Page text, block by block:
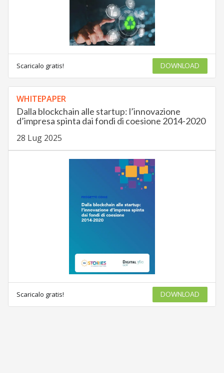
Scaricalo gratis! DOWNLOAD
WHITEPAPER
Dalla blockchain alle startup: l’innovazione
d’impresa spinta dai fondi di coesione 2014-2020
28 Lug 2025
Scaricalo gratis! DOWNLOAD